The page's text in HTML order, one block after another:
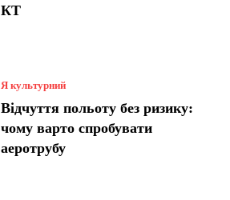
КТ
Я культурний
Відчуття польоту без ризику:
чому варто спробувати
аеротрубу